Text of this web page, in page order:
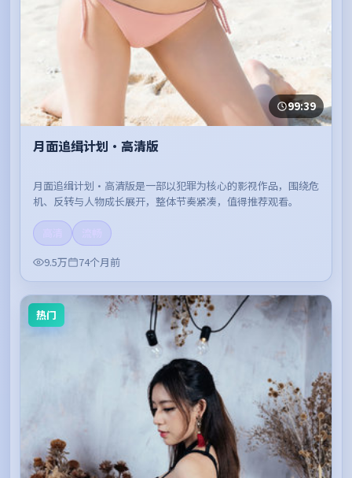
99:39
月面追缉计划·高清版
月面追缉计划·高清版是一部以犯罪为核心的影视作品，围绕危
机、反转与人物成长展开，整体节奏紧凑，值得推荐观看。
9.5万
74个月前
热门